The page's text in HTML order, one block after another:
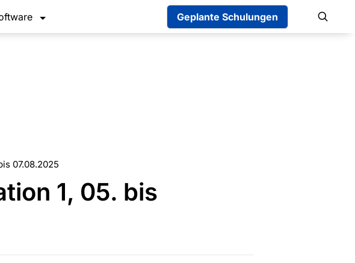
Geplante Schulungen
07.08.2025
1, 05. bis